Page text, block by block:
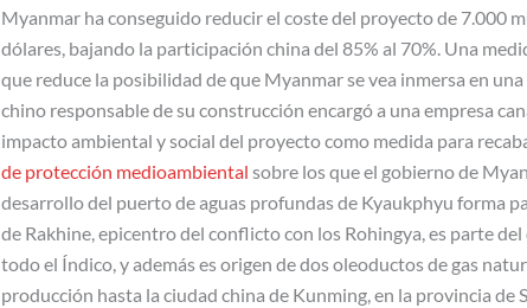
Myanmar ha conseguido reducir el coste del proyecto de 7.000
dólares, bajando la participación china del 85% al 70%. Una
que reduce la posibilidad de que Myanmar se vea inmersa en
chino responsable de su construcción encargó a una empresa
impacto ambiental y social del proyecto como medida para
de protección medioambiental sobre los que el gobierno de
desarrollo del puerto de aguas profundas de Kyaukphyu forma
de Rakhine, epicentro del conflicto con los Rohingya, es parte
todo el Índico, y además es origen de dos oleoductos de gas
producción hasta la ciudad china de Kunming, en la provincia de